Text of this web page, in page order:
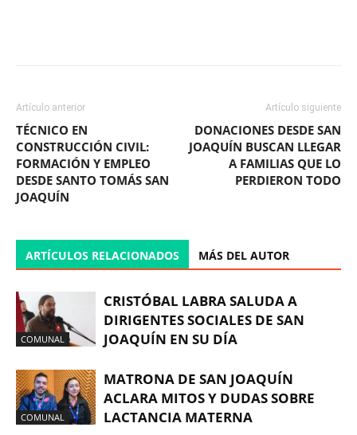
Artículo anterior
TÉCNICO EN
CONSTRUCCIÓN CIVIL:
FORMACIÓN Y EMPLEO
DESDE SANTO TOMÁS SAN
JOAQUÍN
Artículo siguiente
DONACIONES DESDE SAN
JOAQUÍN BUSCAN LLEGAR
A FAMILIAS QUE LO
PERDIERON TODO
ARTÍCULOS RELACIONADOS MÁS DEL AUTOR
COMUNAL
CRISTÓBAL LABRA SALUDA A
DIRIGENTES SOCIALES DE SAN
JOAQUÍN EN SU DÍA
COMUNAL
MATRONA DE SAN JOAQUÍN
ACLARA MITOS Y DUDAS SOBRE
LACTANCIA MATERNA